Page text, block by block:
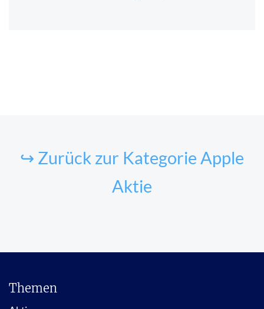
↪ Zurück zur Kategorie Apple
Aktie
Themen